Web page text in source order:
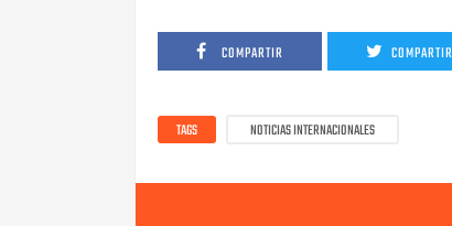
COMPARTIR COMPARTIR
TAGS NOTICIAS INTERNACIONALES